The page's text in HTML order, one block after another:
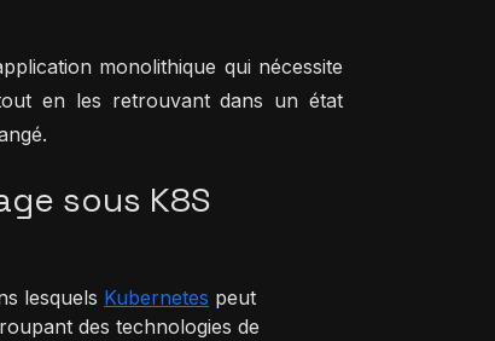
monolithique qui nécessite
en les retrouvant dans un état
sous K8S
lesquels Kubernetes peut
des technologies de